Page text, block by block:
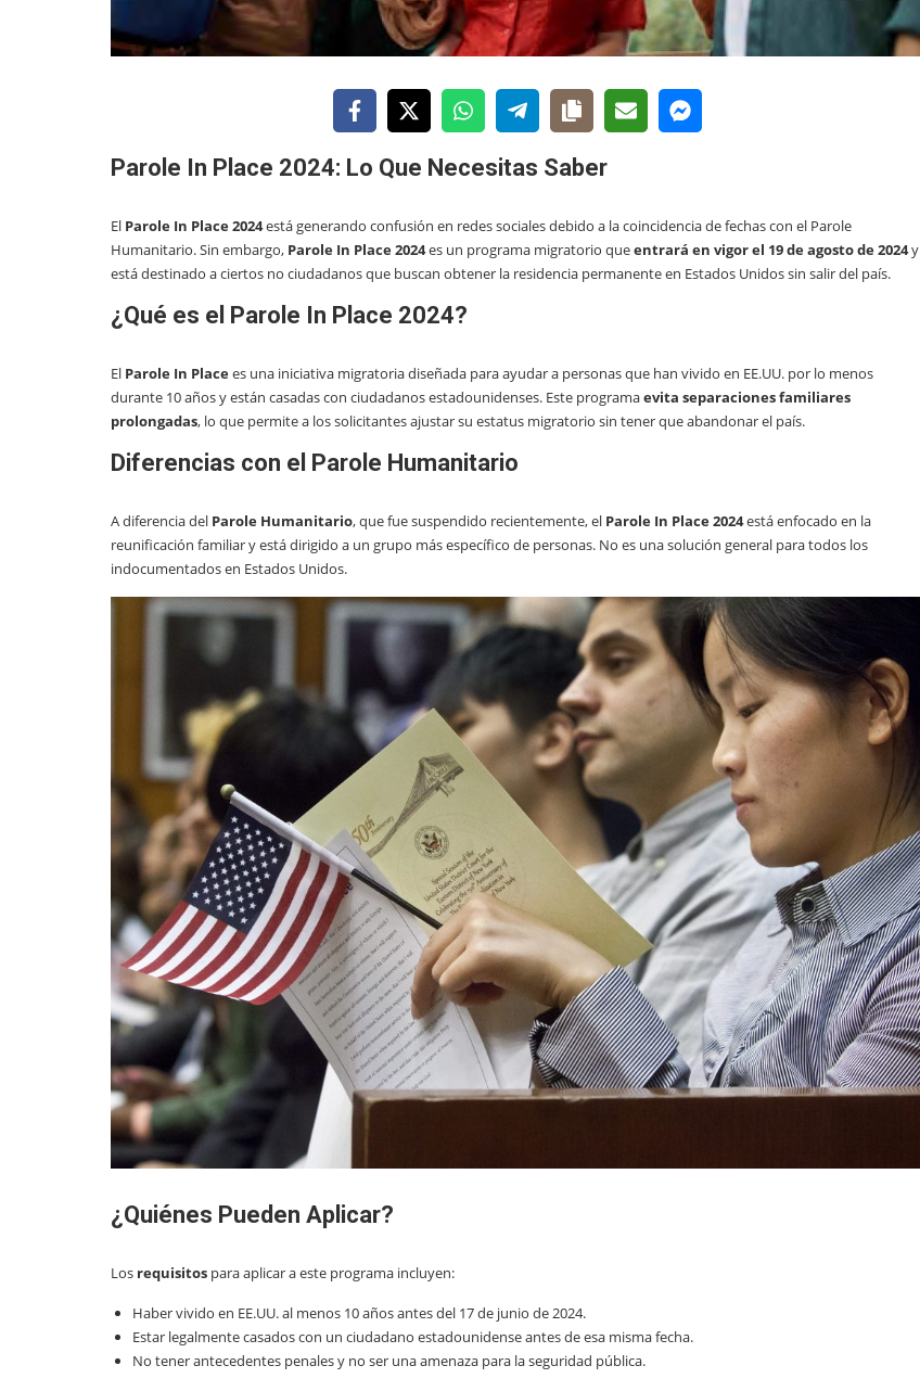
Parole In Place 2024: Lo Que Necesitas Saber
El Parole In Place 2024está generando confusión en redes sociales debido a la coincidencia de fechas con el Parole
Humanitario. Sin embargo, Parole In Place 2024es un programa migratorio queentrará en vigor el 19 de agosto de 2024y
está destinado a ciertos no ciudadanos que buscan obtener la residencia permanente en Estados Unidos sin salir del país.
¿Qué es el Parole In Place 2024?
El Parole In Placees una iniciativa migratoria diseñada para ayudar a personas que han vivido en EE.UU. por lo menos
durante 10 años y están casadas con ciudadanos estadounidenses. Este programaevita separaciones familiares
prolongadas, lo que permite a los solicitantes ajustar su estatus migratorio sin tener que abandonar el país.
Diferencias con el Parole Humanitario
A diferencia del Parole Humanitario, que fue suspendido recientemente, el Parole In Place 2024está enfocado en la
reunificación familiar y está dirigido a un grupo más específico de personas. No es una solución general para todos los
indocumentados en Estados Unidos.
¿Quiénes Pueden Aplicar?
Los requisitos para aplicar a este programa incluyen:
Haber vivido en EE.UU. al menos 10 años antes del 17 de junio de 2024.
Estar legalmente casados con un ciudadano estadounidense antes de esa misma fecha.
No tener antecedentes penales y no ser una amenaza para la seguridad pública.